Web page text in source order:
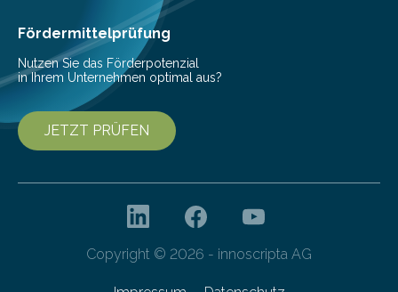
Fördermittelprüfung
Nutzen Sie das Förderpotenzial
in Ihrem Unternehmen optimal aus?
JETZT PRÜFEN
Copyright © 2026 - innoscripta AG